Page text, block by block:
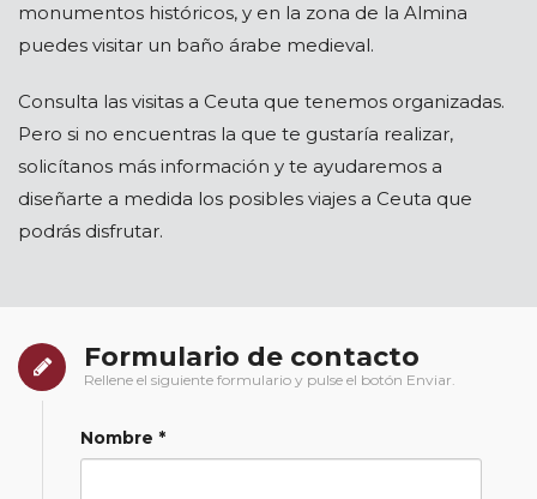
monumentos históricos, y en la zona de la Almina
puedes visitar un baño árabe medieval.
Consulta las visitas a Ceuta que tenemos organizadas.
Pero si no encuentras la que te gustaría realizar,
solicítanos más información y te ayudaremos a
diseñarte a medida los posibles viajes a Ceuta que
podrás disfrutar.
Formulario de contacto
Rellene el siguiente formulario y pulse el botón Enviar.
Nombre *